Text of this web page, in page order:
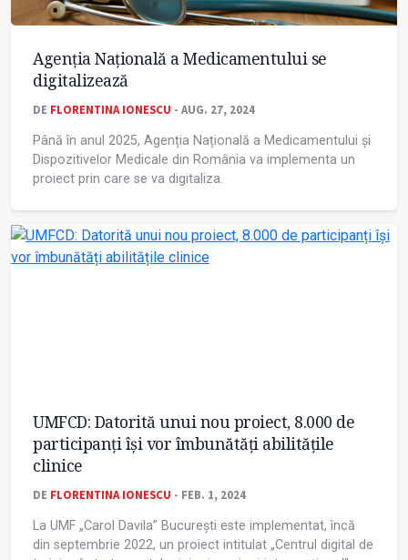
Agenția Națională a Medicamentului se
digitalizează
DE FLORENTINA IONESCU - AUG. 27, 2024
Până în anul 2025, Agenția Națională a Medicamentului și
Dispozitivelor Medicale din România va implementa un
proiect prin care se va digitaliza.
UMFCD: Datorită unui nou proiect, 8.000 de
participanți își vor îmbunătăți abilitățile
clinice
DE FLORENTINA IONESCU - FEB. 1, 2024
La UMF „Carol Davila” București este implementat, încă
din septembrie 2022, un proiect intitulat „Centrul digital de